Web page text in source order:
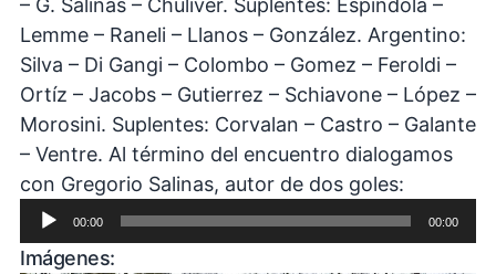
– G. Salinas – Chuliver. Suplentes: Espindola –
Lemme – Raneli – Llanos – González. Argentino:
Silva – Di Gangi – Colombo – Gomez – Feroldi –
Ortíz – Jacobs – Gutierrez – Schiavone – López –
Morosini. Suplentes: Corvalan – Castro – Galante
– Ventre. Al término del encuentro dialogamos
con Gregorio Salinas, autor de dos goles:
de
audio
00:00 00:00
Imágenes: